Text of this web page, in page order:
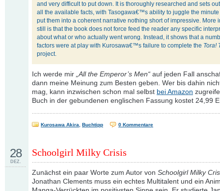
and very difficult to put down. It is thoroughly researched and sets
all the available facts, with Tasogawa€™s ability to juggle the
put them into a coherent narrative nothing short of impressive. More
still is that the book does not force feed the reader any specific
about what or who actually went wrong. Instead, it shows that a
factors were at play with Kurosawa€™s failure to complete the Tora!
project.
Ich werde mir „All the Emperor’s Men“ auf jeden Fall
dann meine Meinung zum Besten geben. Wer bis dahin
mag, kann inzwischen schon mal selbst bei Amazon
Buch in der gebundenen englischen Fassung kostet 24,99
Kurosawa Akira Buchtipp 0 Kommentare
Schoolgirl Milky Crisis
28
DEZ.
Zunächst ein paar Worte zum Autor von Schoolgirl Milky
Jonathan Clements muss ein echtes Multitalent und ein